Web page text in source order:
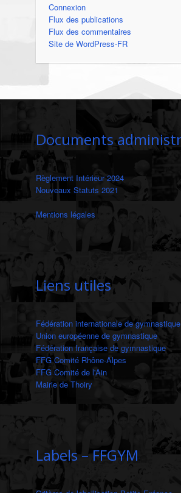
Connexion
Flux des publications
Flux des commentaires
Site de WordPress-FR
Documents
Règlement Intérieur 2024
Nouveaux Statuts 2021
Mentions légales
Liens utiles
Fédération internationale de gymnastique
Union européenne de gymnastique
Fédération française de gymnastique
FFG Comité Rhône-Alpes
FFG Comité de l'Ain
Mairie de Thoiry
Labels – FFGYM